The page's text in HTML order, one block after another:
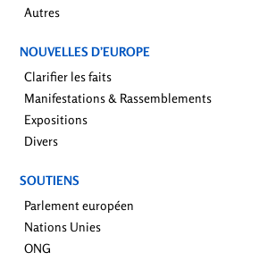
Autres
NOUVELLES D’EUROPE
Clarifier les faits
Manifestations & Rassemblements
Expositions
Divers
SOUTIENS
Parlement européen
Nations Unies
ONG